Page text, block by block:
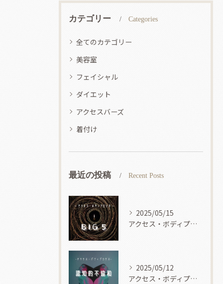
カテゴリー Categories
全てのカテゴリー
美容室
フェイシャル
ダイエット
アクセスバーズ
着付け
最近の投稿 Recent Posts
2025/05/15
アクセス・ボディプロセス
2025/05/12
アクセス・ボディプロセス